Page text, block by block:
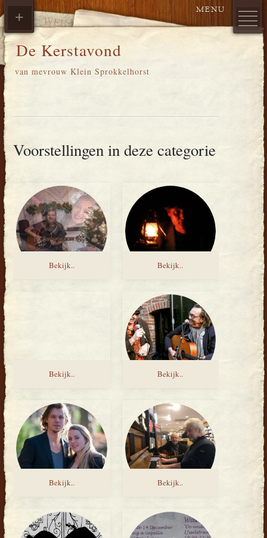
De Kerstavond
van mevrouw Klein Sprokkelhorst
Voorstellingen in deze categorie
Bekijk.. Bekijk..
Bekijk.. Bekijk..
Bekijk.. Bekijk..